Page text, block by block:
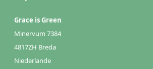
Grace is Green
Minervum 7384
4817ZH Breda
Niederlande